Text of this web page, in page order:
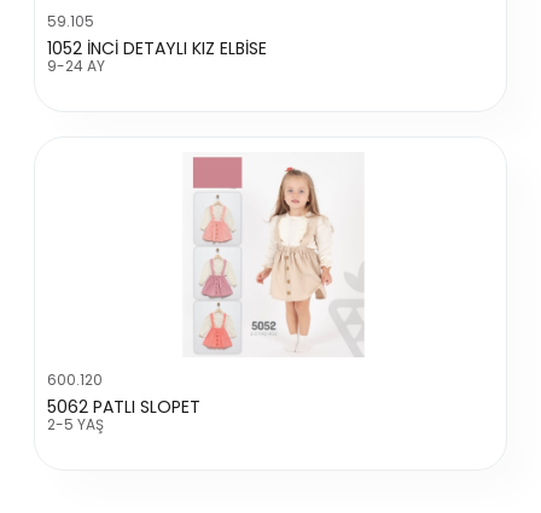
59.105
1052 İNCİ DETAYLI KIZ ELBİSE
9-24 AY
600.120
5062 PATLI SLOPET
2-5 YAŞ